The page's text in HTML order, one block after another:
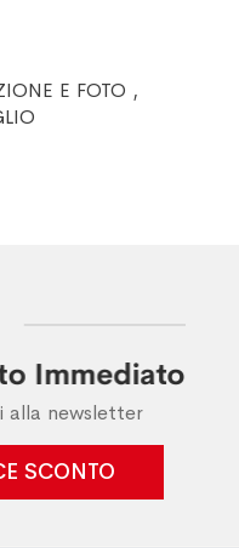
E FOTO ,
alla newsletter
SCONTO